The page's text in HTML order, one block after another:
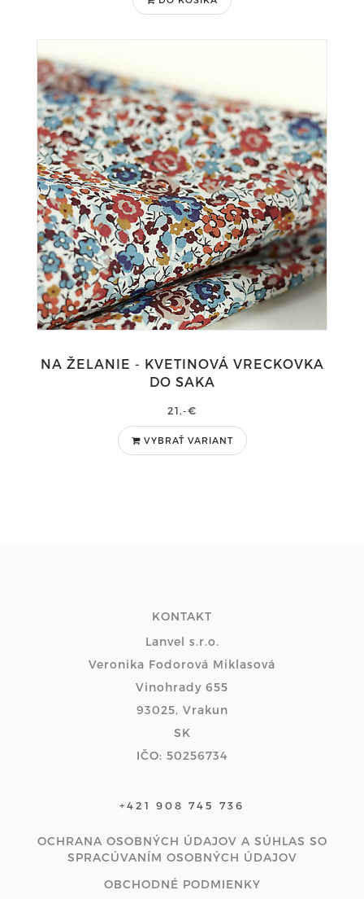
NA ŽELANIE - KVETINOVÁ VRECKOVKA
DO SAKA
21,-€
VYBRAŤ VARIANT
KONTAKT
Lanvel s.r.o.
Veronika Fodorová Miklasová
Vinohrady 655
93025, Vrakun
SK
IČO: 50256734
+421 908 745 736
OCHRANA OSOBNÝCH ÚDAJOV A SÚHLAS SO
SPRACÚVANÍM OSOBNÝCH ÚDAJOV
OBCHODNÉ PODMIENKY